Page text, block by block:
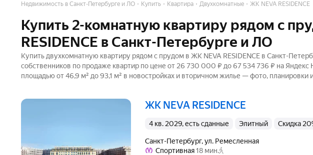
Недвижимость в Санкт-Петербурге и ЛО Купить Квартира Двухкомнатные ЖК NEVA RESIDENCE
Купить 2-комнатную квартиру рядом с
RESIDENCE в Санкт-Петербурге и ЛО
Купить двухкомнатную квартиру рядом с прудом в ЖК NEVA RESIDENCE в Санкт-
собственников по продаже квартир по цене от 26 730 000 ₽ до 67 534 736 ₽ на
площадью от 46,9 м² до 93,1 м² в новостройках и вторичном жилье — фото, планировки
ЖК NEVA RESIDENCE
4 кв. 2029, есть сданные элитный Скидка
Спортивная18 мин.
Санкт-Петербург,ул. Ремесленная